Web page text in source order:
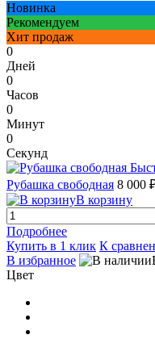
Новинка
Рекомендуем
Хит продаж
0
Дней
0
Часов
0
Минут
0
Секунд
Рубашка свободная 8 000
В корзину
Подробнее
Купить в 1 клик К
В избранное
Цвет